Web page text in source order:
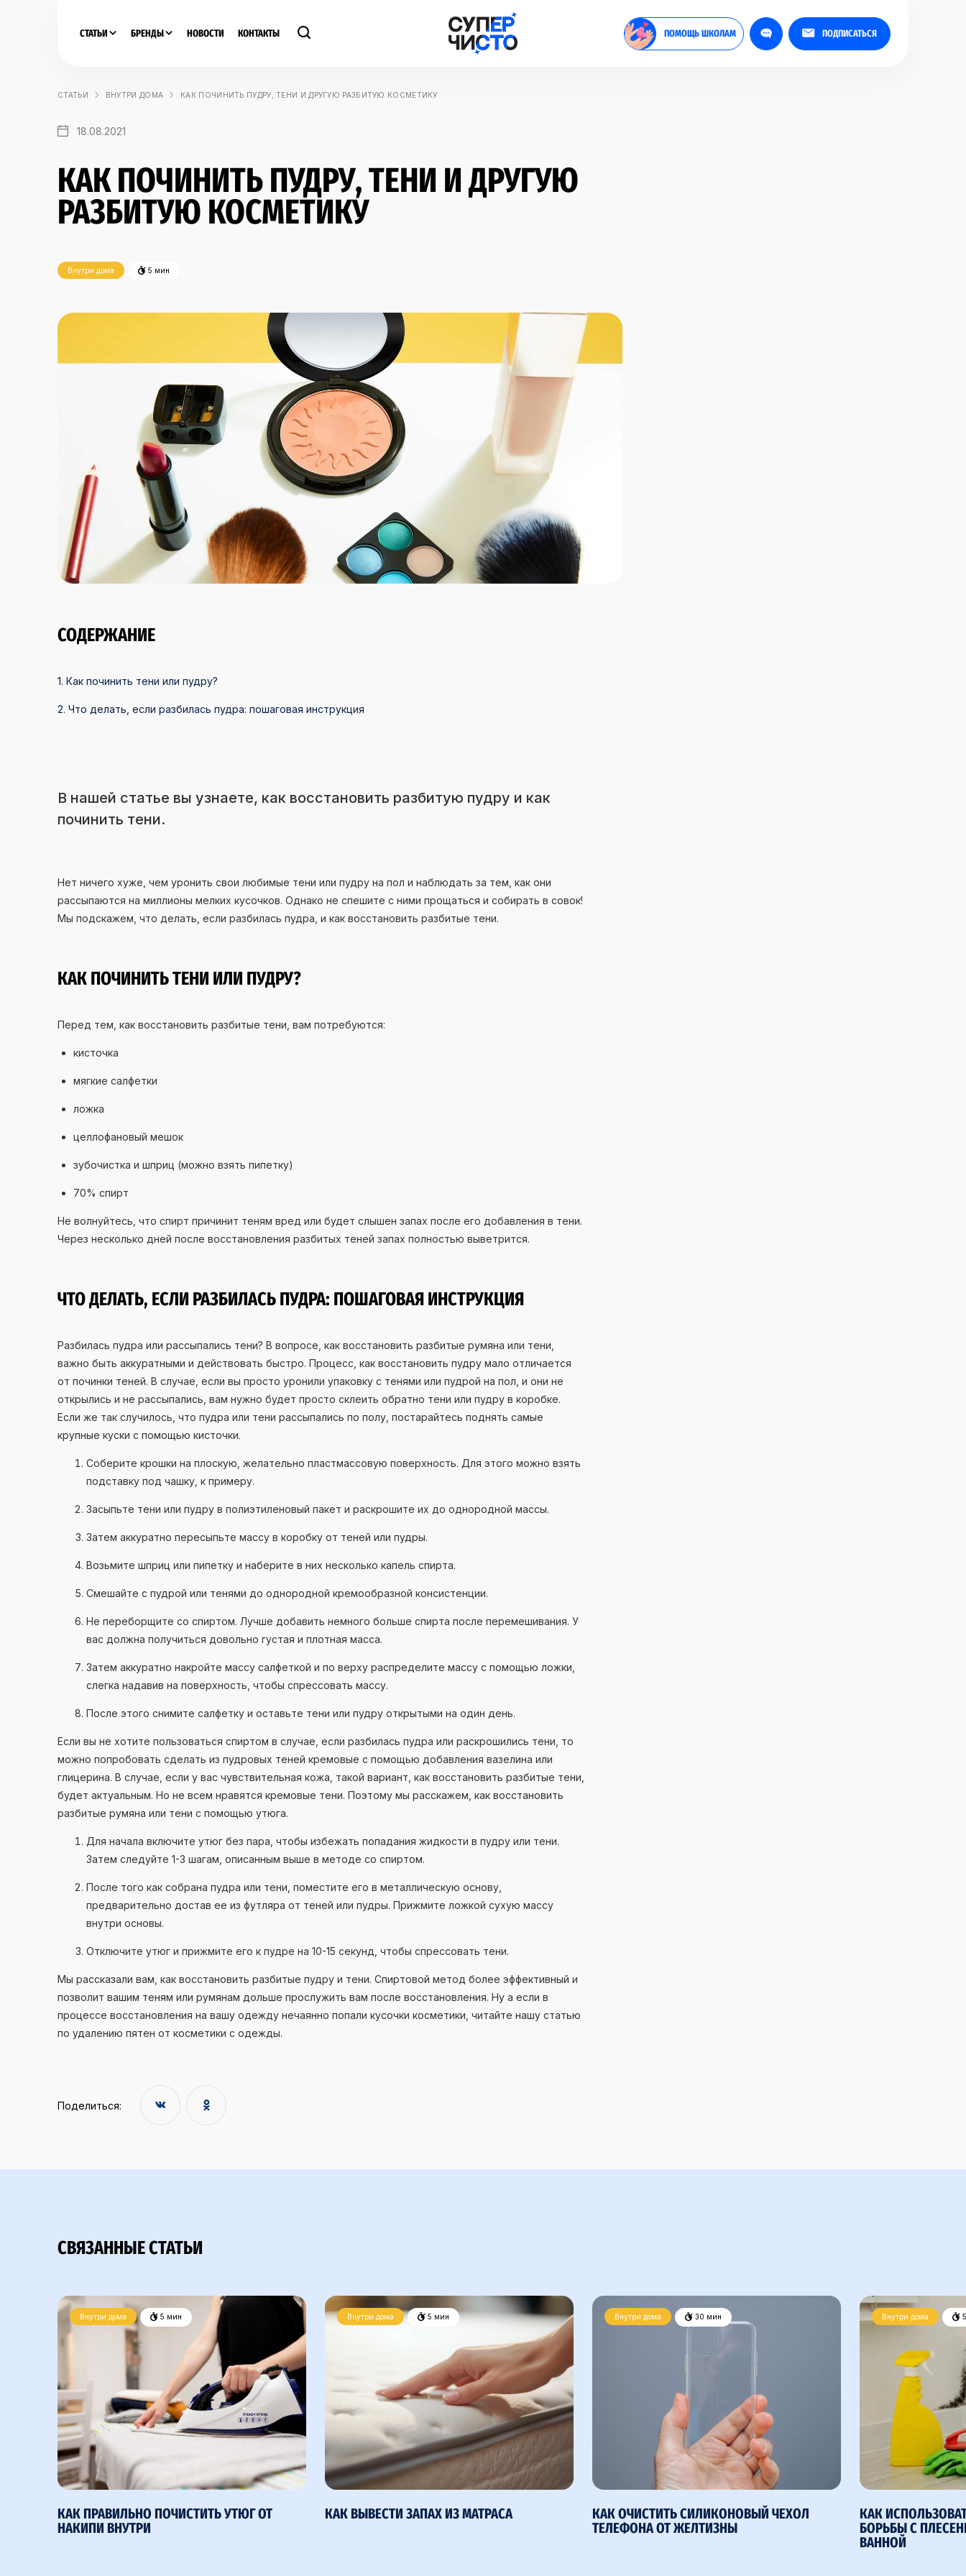
СТАТЬИ БРЕНДЫ НОВОСТИ КОНТАКТЫ ПОМОЩЬ ШКОЛАМ ПОДПИСАТЬСЯ
СТАТЬИ ВНУТРИ ДОМА КАК ПОЧИНИТЬ ПУДРУ, ТЕНИ И ДРУГУЮ РАЗБИТУЮ КОСМЕТИКУ
18.08.2021
КАК ПОЧИНИТЬ ПУДРУ, ТЕНИ И ДРУГУЮ
РАЗБИТУЮ КОСМЕТИКУ
Внутри дома 5 мин
СОДЕРЖАНИЕ
1. Как починить тени или пудру?
2. Что делать, если разбилась пудра: пошаговая инструкция
В нашей статье вы узнаете, как восстановить разбитую пудру и как
починить тени.
Нет ничего хуже, чем уронить свои любимые тени или пудру на пол и наблюдать за тем, как они
рассыпаются на миллионы мелких кусочков. Однако не спешите с ними прощаться и собирать в совок!
Мы подскажем, что делать, если разбилась пудра, и как восстановить разбитые тени.
КАК ПОЧИНИТЬ ТЕНИ ИЛИ ПУДРУ?
Перед тем, как восстановить разбитые тени, вам потребуются:
кисточка
мягкие салфетки
ложка
целлофановый мешок
зубочистка и шприц (можно взять пипетку)
70% спирт
Не волнуйтесь, что спирт причинит теням вред или будет слышен запах после его добавления в тени.
Через несколько дней после восстановления разбитых теней запах полностью выветрится.
ЧТО ДЕЛАТЬ, ЕСЛИ РАЗБИЛАСЬ ПУДРА: ПОШАГОВАЯ ИНСТРУКЦИЯ
Разбилась пудра или рассыпались тени? В вопросе, как восстановить разбитые румяна или тени,
важно быть аккуратными и действовать быстро. Процесс, как восстановить пудру мало отличается
от починки теней. В случае, если вы просто уронили упаковку с тенями или пудрой на пол, и они не
открылись и не рассыпались, вам нужно будет просто склеить обратно тени или пудру в коробке.
Если же так случилось, что пудра или тени рассыпались по полу, постарайтесь поднять самые
крупные куски с помощью кисточки.
Соберите крошки на плоскую, желательно пластмассовую поверхность. Для этого можно взять
подставку под чашку, к примеру.
Засыпьте тени или пудру в полиэтиленовый пакет и раскрошите их до однородной массы.
Затем аккуратно пересыпьте массу в коробку от теней или пудры.
Возьмите шприц или пипетку и наберите в них несколько капель спирта.
Смешайте с пудрой или тенями до однородной кремообразной консистенции.
Не переборщите со спиртом. Лучше добавить немного больше спирта после перемешивания. У
вас должна получиться довольно густая и плотная масса.
Затем аккуратно накройте массу салфеткой и по верху распределите массу с помощью ложки,
слегка надавив на поверхность, чтобы спрессовать массу.
После этого снимите салфетку и оставьте тени или пудру открытыми на один день.
Если вы не хотите пользоваться спиртом в случае, если разбилась пудра или раскрошились тени, то
можно попробовать сделать из пудровых теней кремовые с помощью добавления вазелина или
глицерина. В случае, если у вас чувствительная кожа, такой вариант, как восстановить разбитые тени,
будет актуальным. Но не всем нравятся кремовые тени. Поэтому мы расскажем, как восстановить
разбитые румяна или тени с помощью утюга.
Для начала включите утюг без пара, чтобы избежать попадания жидкости в пудру или тени.
Затем следуйте 1-3 шагам, описанным выше в методе со спиртом.
После того как собрана пудра или тени, поместите его в металлическую основу,
предварительно достав ее из футляра от теней или пудры. Прижмите ложкой сухую массу
внутри основы.
Отключите утюг и прижмите его к пудре на 10-15 секунд, чтобы спрессовать тени.
Мы рассказали вам, как восстановить разбитые пудру и тени. Спиртовой метод более эффективный и
позволит вашим теням или румянам дольше прослужить вам после восстановления. Ну а если в
процессе восстановления на вашу одежду нечаянно попали кусочки косметики, читайте нашу статью
по удалению пятен от косметики с одежды.
Поделиться:
СВЯЗАННЫЕ СТАТЬИ
Внутри дома 5 мин
КАК ПРАВИЛЬНО ПОЧИСТИТЬ УТЮГ ОТ
НАКИПИ ВНУТРИ
Внутри дома 5 мин
КАК ВЫВЕСТИ ЗАПАХ ИЗ МАТРАСА
Внутри дома 30 мин
КАК ОЧИСТИТЬ СИЛИКОНОВЫЙ ЧЕХОЛ
ТЕЛЕФОНА ОТ ЖЕЛТИЗНЫ
Внутри дома
КАК
БОРЬБЫ С
ВАННОЙ